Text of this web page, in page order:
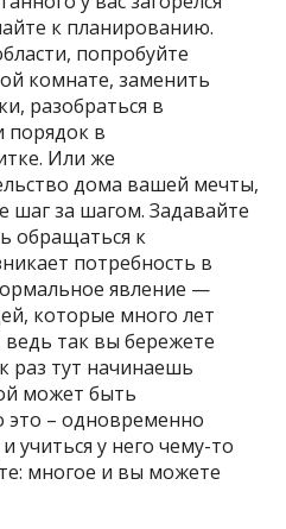
к планированию.
попробуйте
комнате, заменить
разобраться в
порядок в
Или же
дома вашей мечты,
шаг за шагом. Задавайте
обращаться к
потребность в
явление —
которые много лет
ведь так вы бережете
раз тут начинаешь
может быть
это – одновременно
учиться у него чему-то
многое и вы можете